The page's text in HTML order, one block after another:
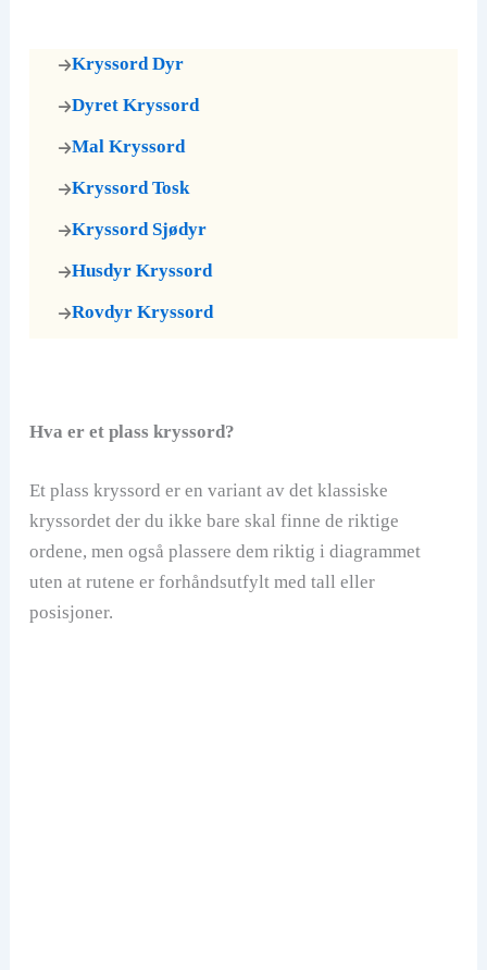
Kryssord Dyr
Dyret Kryssord
Mal Kryssord
Kryssord Tosk
Kryssord Sjødyr
Husdyr Kryssord
Rovdyr Kryssord
Hva er et plass kryssord?
Et plass kryssord er en variant av det klassiske
kryssordet der du ikke bare skal finne de riktige
ordene, men også plassere dem riktig i diagrammet
uten at rutene er forhåndsutfylt med tall eller
posisjoner.